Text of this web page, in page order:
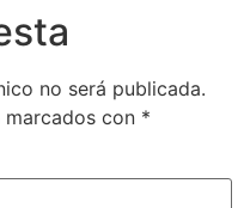
no será publicada.
con *